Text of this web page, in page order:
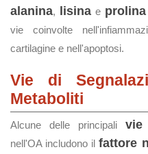
alanina, lisina e prolina
vie coinvolte
cartilagine e nell'apoptosi.
Vie di
Metaboliti
Alcune delle principali vie
nell'OA includono ilfattore